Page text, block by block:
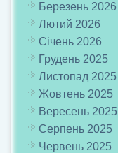
Березень 2026
Лютий 2026
Січень 2026
Грудень 2025
Листопад 2025
Жовтень 2025
Вересень 2025
Серпень 2025
Червень 2025